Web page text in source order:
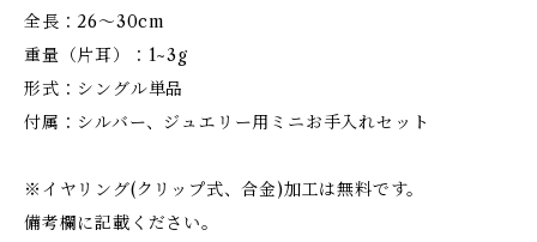
全長：26〜30cm
重量（片耳）：1~3g
形式：シングル単品
付属：シルバー、ジュエリー用ミニお手入れセット
※イヤリング(クリップ式、合金)加工は無料です。
備考欄に記載ください。